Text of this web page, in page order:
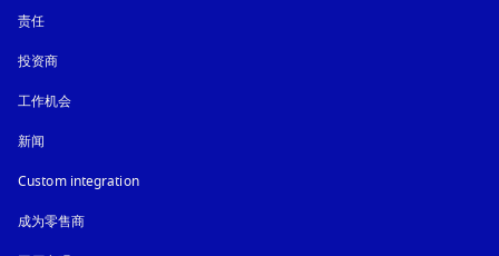
责任
投资商
工作机会
新闻
Custom integration
成为零售商